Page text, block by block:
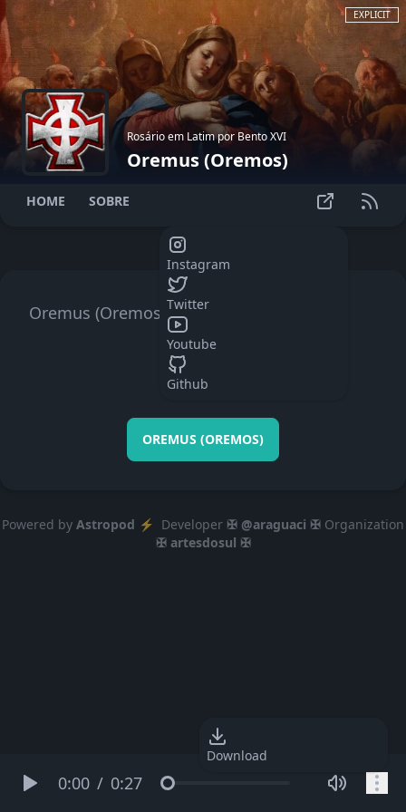
Rosário em Latim por Bento XVI
Oremus (Oremos)
EXPLICIT
HOME SOBRE
Instagram
Twitter
Youtube
Github
Oremus (Oremos)
OREMUS (OREMOS)
Powered by Astropod ⚡️ Developer ✠ @araguaci ✠ Organization
✠ artesdosul ✠
0:00 / 0:27
Download